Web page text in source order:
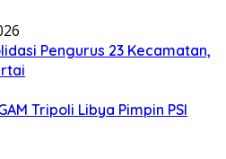
Pengurus 23 Kecamatan,
Tripoli Libya Pimpin PSI